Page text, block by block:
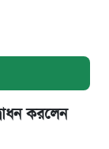
করলেন